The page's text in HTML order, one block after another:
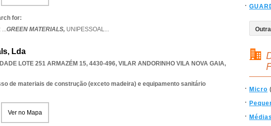
for:
...GREEN MATERIALS, UNIPESSOAL...
Lda
LOTE 251 ARMAZÉM 15, 4430-496, VILAR ANDORINHO VILA NOVA GAIA,
de materiais de construção (exceto madeira) e equipamento sanitário
Ver no Mapa
Micro